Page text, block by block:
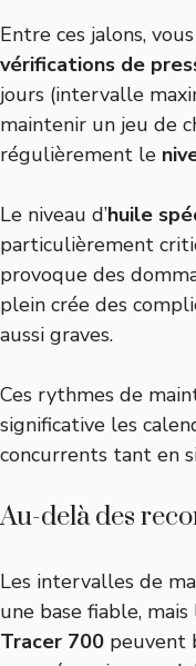
Entre ces jalons,
vérifications de
jours (intervalle
maintenir un jeu de
régulièrement le
Le niveau d’huile
particulièrement
provoque des
plein crée des
aussi graves.
Ces rythmes de
significative les
concurrents tant en
Au-delà des
Les intervalles de
une base fiable, mais
Tracer 700 peuvent